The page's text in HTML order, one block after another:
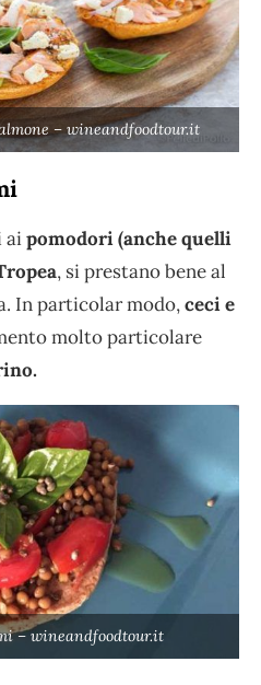
– wineandfoodtour.it
aipomodori (anche quelli
, si prestano bene al
In particolar modo,ceci e
molto particolare
– wineandfoodtour.it